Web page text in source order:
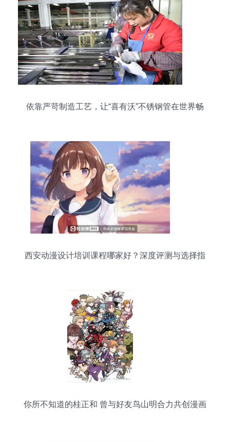
依靠严苛制造工艺，让“喜有沃”不锈钢管在世界畅
西安动漫设计培训课程哪家好？深度评测与选择指
你所不知道的桂正和 曾与好友鸟山明合力共创漫画